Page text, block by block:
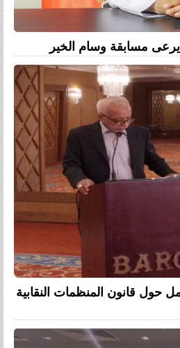
يرعى مسابقة وسام الخير
حول قانون المنظمات النقابية